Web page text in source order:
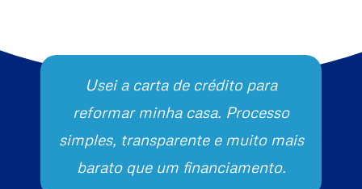
Usei a carta de crédito para
reformar minha casa. Processo
simples, transparente e muito mais
barato que um financiamento.